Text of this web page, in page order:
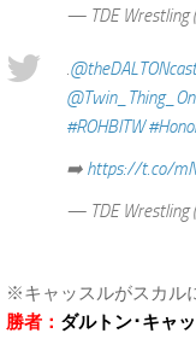
— TDE Wrestling
#ROHBITW
➡️ https://t.co/
— TDE Wrestling
※キャッスルがスカル
勝者： ダルトン･キャ